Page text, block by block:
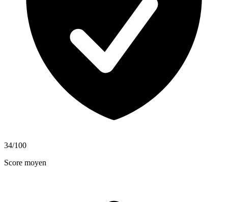
34/100
Score moyen